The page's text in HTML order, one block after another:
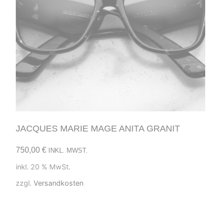
JACQUES MARIE MAGE ANITA GRANIT
750,00 € INKL. MWST.
inkl. 20 % MwSt.
zzgl. Versandkosten